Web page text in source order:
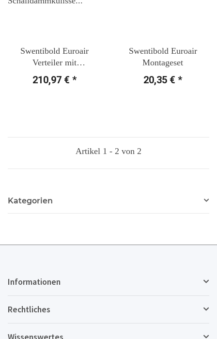
Swentibold Euroair
Verteiler mit
Schalldämmkulisse DN
150, 6 x 75 mm
210,97 € *
Swentibold Euroair
Montageset
20,35 € *
Artikel 1 - 2 von 2
Kategorien
Informationen
Rechtliches